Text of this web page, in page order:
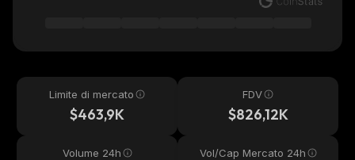
Limite di mercato
$463,9K
FDV
$826,12K
Volume 24h Vol/Cap Mercato 24h